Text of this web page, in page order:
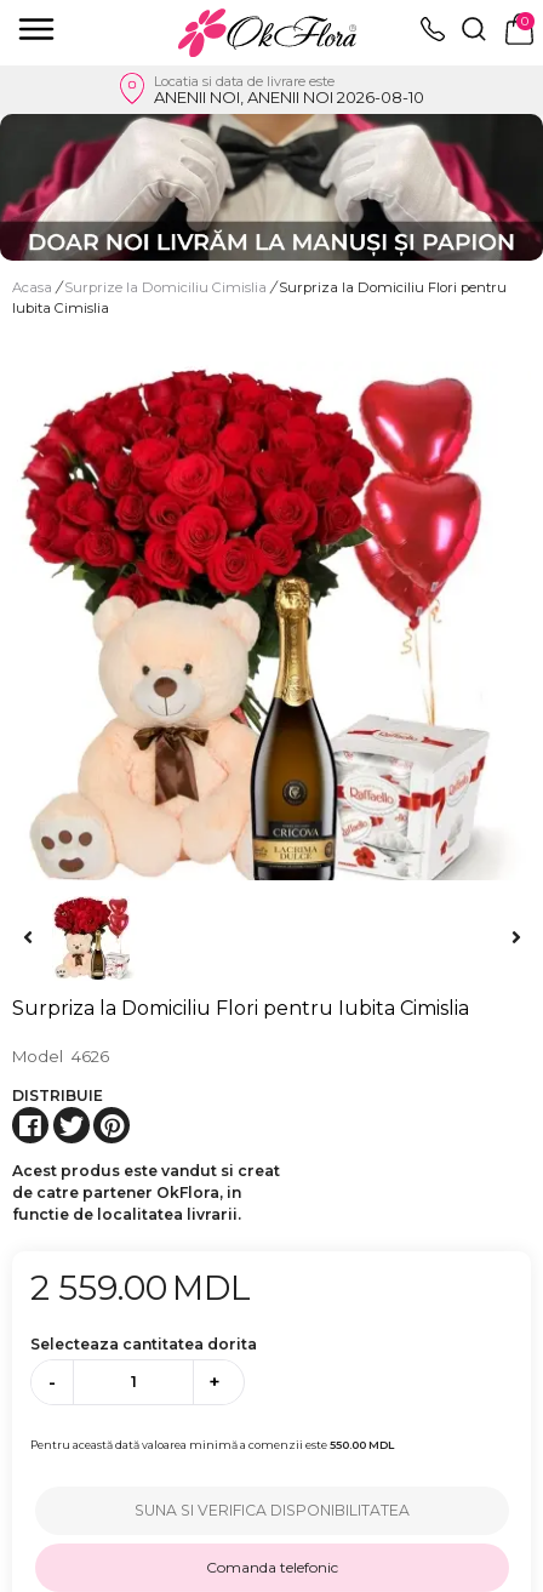
0
Locatia si data de livrare este
ANENII NOI, ANENII NOI 2026-08-10
Acasa / Surprize la Domiciliu Cimislia / Surpriza la Domiciliu Flori pentru
Iubita Cimislia
Surpriza la Domiciliu Flori pentru Iubita Cimislia
Model 4626
DISTRIBUIE
Acest produs este vandut si creat
de catre partener OkFlora, in
functie de localitatea livrarii.
2 559.00 MDL
Selecteaza cantitatea dorita
- +
Pentru această dată valoarea minimă a comenzii este550.00MDL
SUNA SI VERIFICA DISPONIBILITATEA
Comanda telefonic